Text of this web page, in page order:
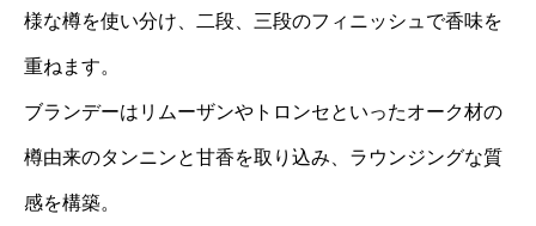
様な樽を使い分け、二段、三段のフィニッシュで香味を
重ねます。
ブランデーはリムーザンやトロンセといったオーク材の
樽由来のタンニンと甘香を取り込み、ラウンジングな質
感を構築。